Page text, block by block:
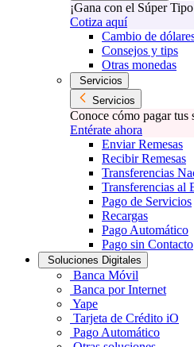
¡Gana con el Súper
Cotiza aquí
Cambio de
Consejos y tips
Otras monedas
Servicios
Servicios
Conoce cómo pagar tus
Entérate ahora
Enviar Remesas
Recibir Remesas
Transferencias
Transferencias al
Pago de Servicios
Recargas
Pago Automático
Pago sin Contacto
Soluciones Digitales
Banca Móvil
Banca por Internet
Yape
Tarjeta de Crédito iO
Pago Automático